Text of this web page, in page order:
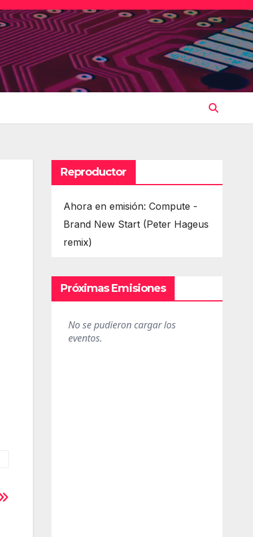
Reproductor
Ahora en emisión: Compute -
Brand New Start (Peter Hageus
remix)
Próximas Emisiones